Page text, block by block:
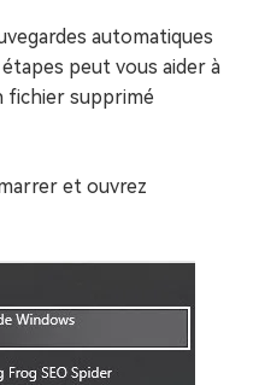
automatiques
peut vous aider à
fichier supprimé
et ouvrez